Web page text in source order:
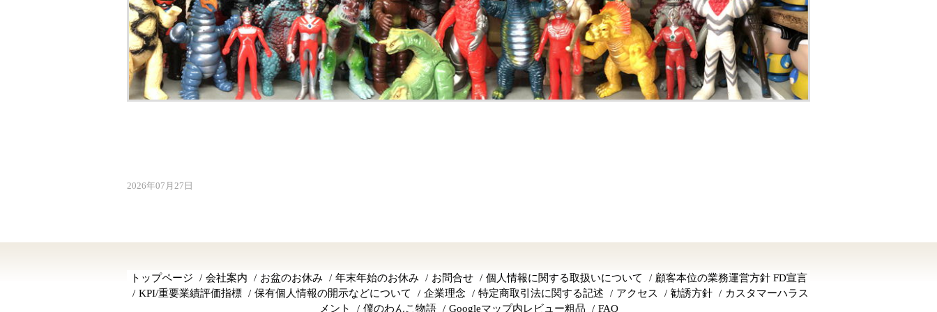
2026年07月27日
トップページ 会社案内 お盆のお休み 年末年始のお休み お問合せ 個人情報に関する取扱いについて
顧客本位の業務運営方針 FD宣言
KPI/重要業績評価指標
保有個人情報の開示などについて 企業理念 特定商取引法に関する記述 アクセス 勧誘方針
カスタマーハラス
メント
僕のわんこ物語 Googleマップ内レビュー粗品 FAQ